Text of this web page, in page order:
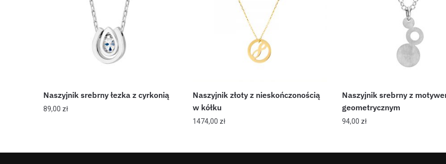
Naszyjnik srebrny łezka z cyrkonią
89,00 zł
Naszyjnik złoty z nieskończonością
w kółku
1474,00 zł
Naszyjnik srebrny z
geometrycznym
94,00 zł